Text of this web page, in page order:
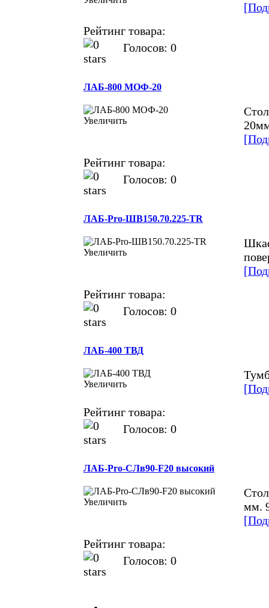
Рейтинг товара:
Голосов: 0
ЛАБ-800 МОФ-20
Увеличить
Рейтинг товара:
Голосов: 0
ЛАБ-Pro-ШВ150.70.225-TR
Увеличить
Рейтинг товара:
Голосов: 0
ЛАБ-400 ТВД
Увеличить
Рейтинг товара:
Голосов: 0
ЛАБ-Pro-СЛв90-F20 высокий
Увеличить
мм.
Рейтинг товара:
Голосов: 0